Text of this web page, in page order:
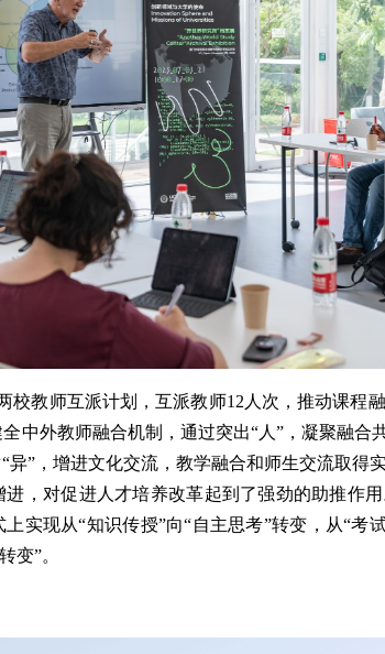
校教师互派计划，互派教师12人次，推动课程
中外教师融合机制，通过突出“人”，凝聚融合
异”，增进文化交流，教学融合和师生交流取得
，对促进人才培养改革起到了强劲的助推作
实现从“知识传授”向“自主思考”转变，从“考
变”。